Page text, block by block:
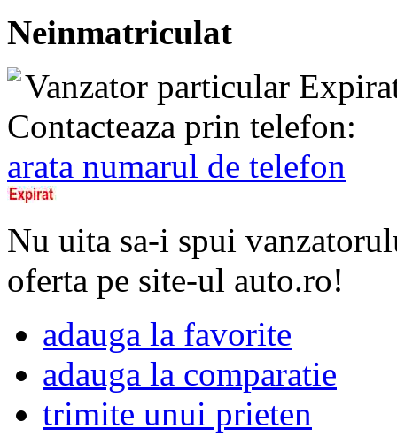
Neinmatriculat
Vanzator particular
Contacteaza prin telefon:
arata numarul de telefon
Nu uita sa-i spui
oferta pe site-ul auto.ro!
adauga la favorite
adauga la comparatie
trimite unui prieten